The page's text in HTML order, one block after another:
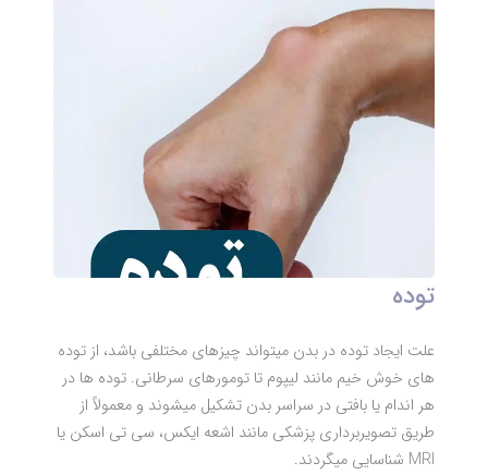
توده
علت ایجاد توده در بدن میتواند چیزهای مختلفی باشد، از توده
های خوش خیم مانند لیپوم تا تومورهای سرطانی. توده ها در
هر اندام یا بافتی در سراسر بدن تشکیل میشوند و معمولاً از
طریق تصویربرداری پزشکی مانند اشعه ایکس، سی تی اسکن یا
MRI شناسایی میگردند.